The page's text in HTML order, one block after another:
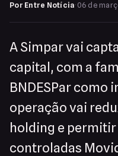
Por Entre Notícia· 06 de
A Simpar vai
capital, com a
BNDESPar como
operação vai
holding e permitir
controladas